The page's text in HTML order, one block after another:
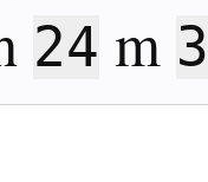
24 m